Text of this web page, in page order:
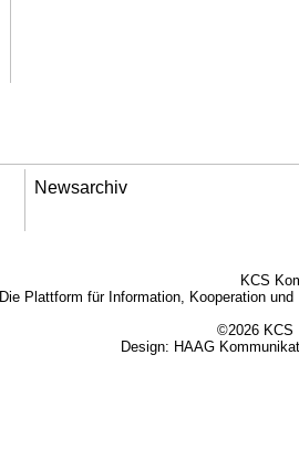
Newsarchiv
KCS
Die Plattform für Information, Kooperation
©2026 KCS
Design: HAAG